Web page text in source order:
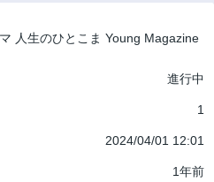
人生のひとこま Young Magazine
進行中
1
2024/04/01 12:01
1年前